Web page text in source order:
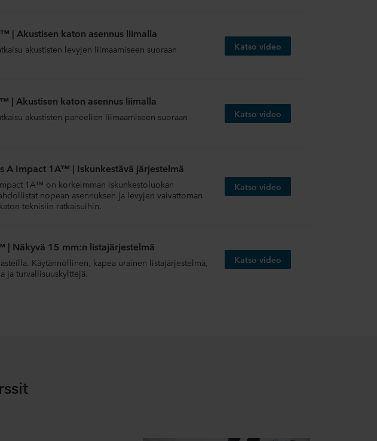
| Akustisen katon asennus liimalla
akustisten levyjen liimaamiseen suoraan
Katso video
| Akustisen katon asennus liimalla
akustisten paneelien liimaamiseen suoraan
Katso video
A Impact 1A™ | Iskunkestävä järjestelmä
1A™ on korkeimman iskunkestoluokan
nopean asennuksen ja levyjen vaivattoman
teknisiin ratkaisuihin.
Katso video
| Näkyvä 15 mm:n listajärjestelmä
Käytännöllinen, kapea urainen listajärjestelmä,
ja turvallisuuskylttejä.
Katso video
jäävä listajärjestelmä
yhtenäinen ilme, matala asennuskorkeus ja on täysin